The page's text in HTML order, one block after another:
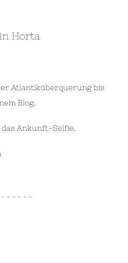
Horta
Atlantiküberquerung bis
Blog.
Ankunft-Selfie.